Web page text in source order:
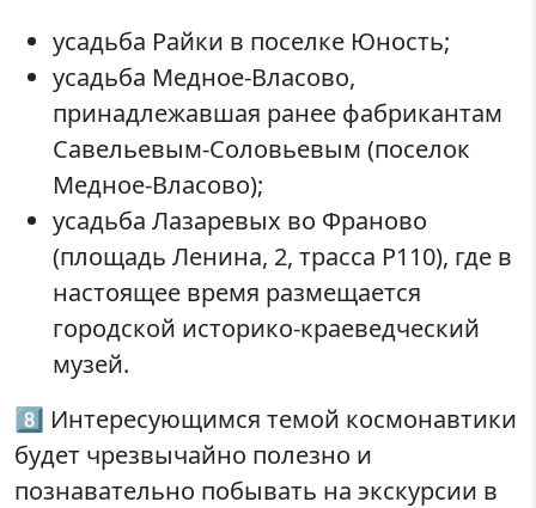
усадьба Райки в поселке Юность;
усадьба Медное-Власово,
принадлежавшая ранее фабрикантам
Савельевым-Соловьевым (поселок
Медное-Власово);
усадьба Лазаревых во Франово
(площадь Ленина, 2, трасса Р110), где в
настоящее время размещается
городской историко-краеведческий
музей.
8️⃣ Интересующимся темой космонавтики
будет чрезвычайно полезно и
познавательно побывать на экскурсии в